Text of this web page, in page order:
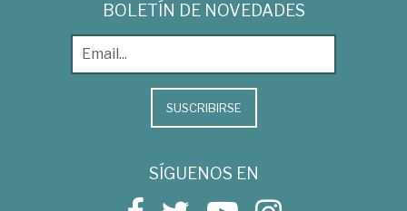
BOLETÍN DE NOVEDADES
SUSCRIBIRSE
SÍGUENOS EN